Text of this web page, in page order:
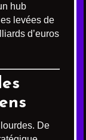
hub
levées de
d’euros
De